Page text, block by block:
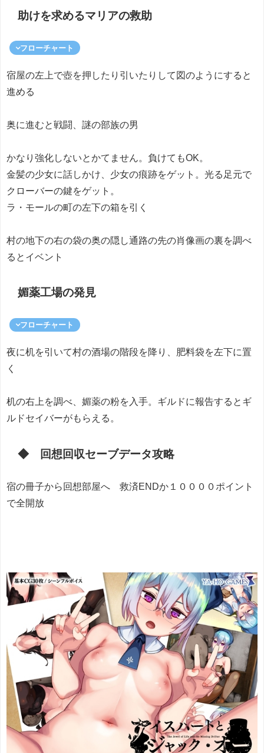
助けを求めるマリアの救助
フローチャート
宿屋の左上で壺を押したり引いたりして図のようにすると
進める
奥に進むと戦闘、謎の部族の男
かなり強化しないとかてません。負けてもOK。
金髪の少女に話しかけ、少女の痕跡をゲット。光る足元で
クローバーの鍵をゲット。
ラ・モールの町の左下の箱を引く
村の地下の右の袋の奥の隠し通路の先の肖像画の裏を調べ
るとイベント
媚薬工場の発見
フローチャート
夜に机を引いて村の酒場の階段を降り、肥料袋を左下に置
く
机の右上を調べ、媚薬の粉を入手。ギルドに報告するとギ
ルドセイバーがもらえる。
◆ 回想回収セーブデータ攻略
宿の冊子から回想部屋へ 救済ENDか１００００ポイント
で全開放